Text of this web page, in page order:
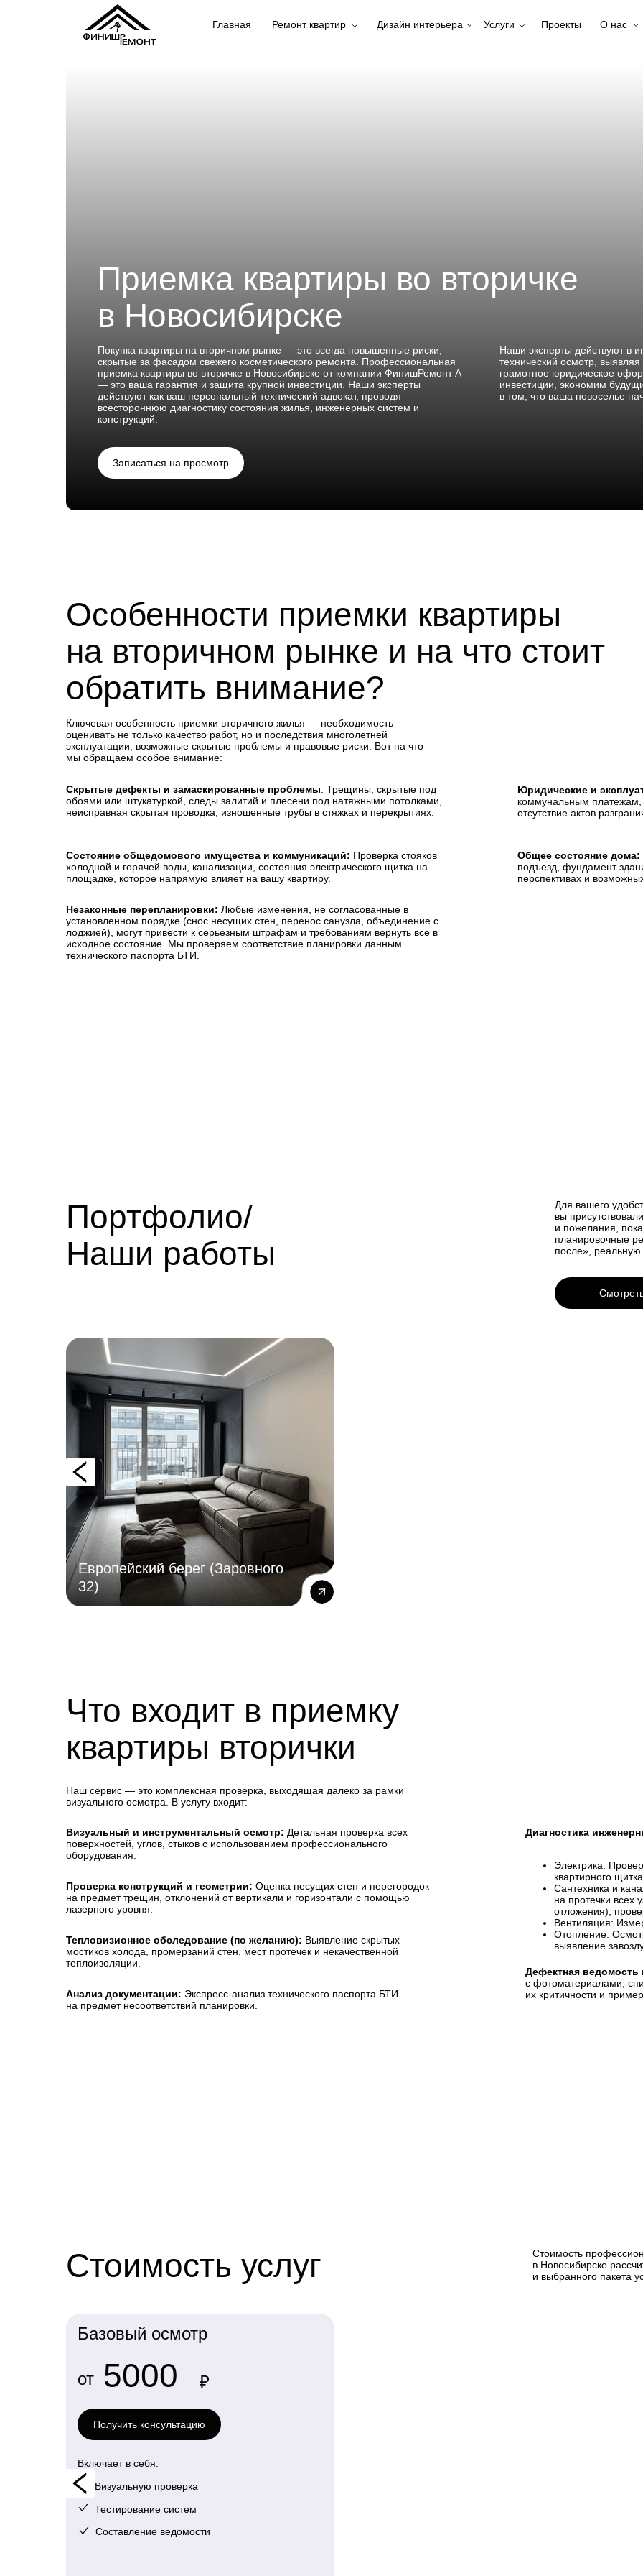
Услуги
Главная Проекты
Дизайн интерьера О нас
Ремонт квартир
Приемка квартиры во вторичке
в Новосибирске
Наши эксперты действуют в
технический осмотр,
грамотное юридическое
инвестиции, экономим
в том, что ваша новоселье
Покупка квартиры на вторичном рынке — это всегда повышенные риски,
скрытые за фасадом свежего косметического ремонта. Профессиональная
приемка квартиры во вторичке в Новосибирске от компании ФинишРемонт А
— это ваша гарантия и защита крупной инвестиции. Наши эксперты
действуют как ваш персональный технический адвокат, проводя
всестороннюю диагностику состояния жилья, инженерных систем и
конструкций.
Записаться на просмотр
Особенности приемки квартиры
на вторичном рынке и на что стоит
обратить внимание?
Ключевая особенность приемки вторичного жилья — необходимость
оценивать не только качество работ, но и последствия многолетней
эксплуатации, возможные скрытые проблемы и правовые риски. Вот на что
мы обращаем особое внимание:
Скрытые дефекты и замаскированные проблемы: Трещины, скрытые под
обоями или штукатуркой, следы залитий и плесени под натяжными потолками,
неисправная скрытая проводка, изношенные трубы в стяжках и перекрытиях.
Состояние общедомового имущества и коммуникаций: Проверка стояков
холодной и горячей воды, канализации, состояния электрического щитка на
площадке, которое напрямую влияет на вашу квартиру.
Юридические и
коммунальным платежам,
отсутствие актов
Общее состояние дома:
подъезд, фундамент
перспективах и
Незаконные перепланировки: Любые изменения, не согласованные в
установленном порядке (снос несущих стен, перенос санузла, объединение с
лоджией), могут привести к серьезным штрафам и требованиям вернуть все в
исходное состояние. Мы проверяем соответствие планировки данным
технического паспорта БТИ.
Европейский берег (Заровного
32)
Железнодорожная, 18
Европейский берег (Заровного
Для вашего
вы
и пожелания,
планировочные
после», реальную
Портфолио/
Наши работы
Что входит в приемку
квартиры вторички
Проверка конструкций и геометрии: Оценка несущих стен и перегородок
на предмет трещин, отклонений от вертикали и горизонтали с помощью
лазерного уровня.
Дефектная ведомость
с фотоматериалами,
их критичности и
Анализ документации: Экспресс-анализ технического паспорта БТИ
на предмет несоответствий планировки.
Диагностика
Электрика:
квартирного
Сантехника и
на протечки всех
отложения),
Вентиляция:
Отопление:
выявление
Тепловизионное обследование (по желанию): Выявление скрытых
мостиков холода, промерзаний стен, мест протечек и некачественной
теплоизоляции.
Визуальный и инструментальный осмотр: Детальная проверка всех
поверхностей, углов, стыков с использованием профессионального
оборудования.
Наш сервис — это комплексная проверка, выходящая далеко за рамки
визуального осмотра. В услугу входит:
Базовый осмотр
от 5000 ₽
Включает в себя:
Визуальную проверка
Тестирование систем
Составление ведомости
Получить консультацию
Стоимость услуг
Стоимость
в Новосибирске
и выбранного пакета